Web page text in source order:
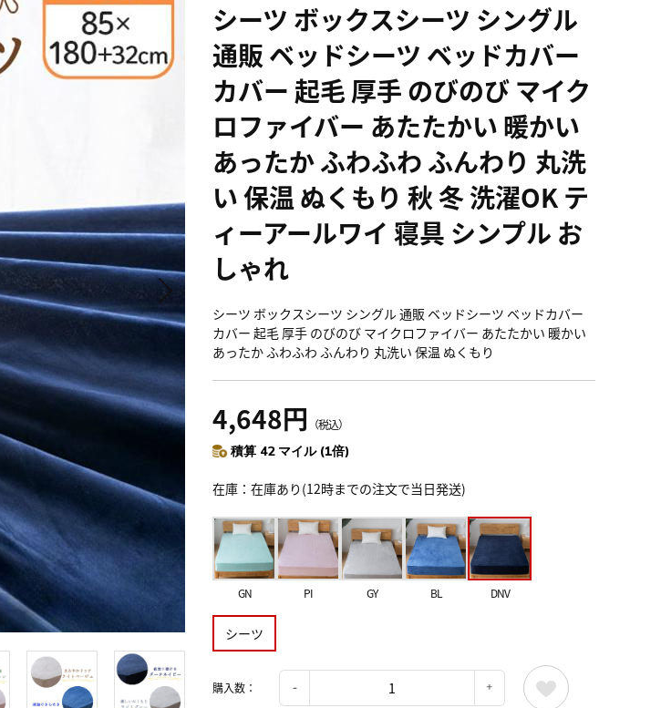
シーツ ボックスシーツ シングル
通販 ベッドシーツ ベッドカバー
カバー 起毛 厚手 のびのび マイク
ロファイバー あたたかい 暖かい
あったか ふわふわ ふんわり 丸洗
い 保温 ぬくもり 秋 冬 洗濯OK テ
ィーアールワイ 寝具 シンプル お
しゃれ
シーツ ボックスシーツ シングル 通販 ベッドシーツ ベッドカバー
カバー 起毛 厚手 のびのび マイクロファイバー あたたかい 暖かい
あったか ふわふわ ふんわり 丸洗い 保温 ぬくもり
4,648円 （税込）
積算 42 マイル (1倍)
在庫 在庫あり(12時までの注文で当日発送)
GN PI GY BL DNV
シーツ
購入数：